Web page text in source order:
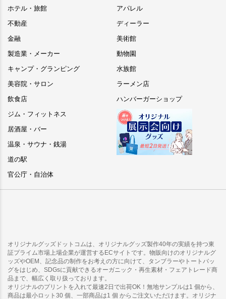
ホテル・旅館
不動産
金融
製造業・メーカー
キャンプ・グランピング
美容院・サロン
飲食店
ジム・フィットネス
居酒屋・バー
温泉・サウナ・銭湯
道の駅
官公庁・自治体
アパレル
ディーラー
美術館
動物園
水族館
ラーメン店
ハンバーガーショップ
オリジナルグッズドットコムは、オリジナルグッズ製作40年の実績を持つ東
証プライム市場上場企業が運営するECサイトです。物販向けのオリジナルグ
ッズやOEM、記念品の制作をお考えの方に向けて、タンブラーやトートバッ
グをはじめ、SDGsに貢献できるオーガニック・再生素材・フェアトレード商
品まで、幅広く取り扱っております。
オリジナルのプリントを入れて最速2日で出荷OK！無地サンプルは1 個から、
商品は最小ロット30 個、一部商品は1 個 からご注文いただけます。オリジナ